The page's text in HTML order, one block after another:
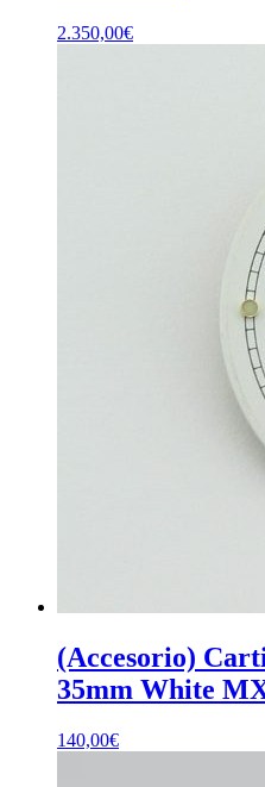
2.350,00€
(Accesorio)
35mm White
140,00€